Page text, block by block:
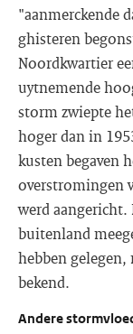
"aanmerckende
ghisteren
Noordkwartier
uytnemende
storm zwiepte
hoger dan in
kusten begaven
overstromingen
werd
buitenland
hebben gelegen,
bekend.
Andere